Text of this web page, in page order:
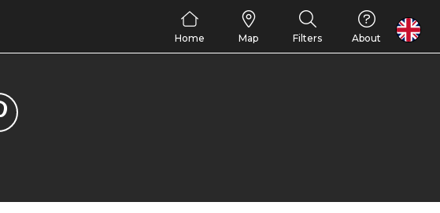
Home Map Filters About
FR